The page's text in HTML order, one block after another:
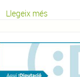
Llegeix més